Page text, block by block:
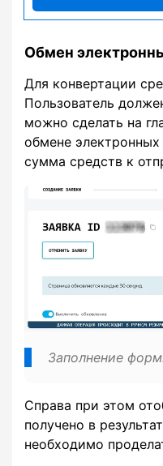
Обмен
Для конвертации
Пользователь
можно сделать на
обмене электронных
сумма средств к
Заполнение
Справа при этом
получено в
необходимо